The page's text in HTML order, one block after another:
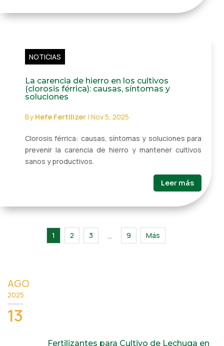
NOTICIAS
La carencia de hierro en los cultivos
(clorosis férrica): causas, síntomas y
soluciones
By Hefe Fertilizer | Nov 5, 2025
Clorosis férrica: causas, síntomas y soluciones para
prevenir la carencia de hierro y mantener cultivos
sanos y productivos.
Leer más
1 2 3 … 9 Más
AGO
2025
13
Fertilizantes para Cultivo de Lechuga en